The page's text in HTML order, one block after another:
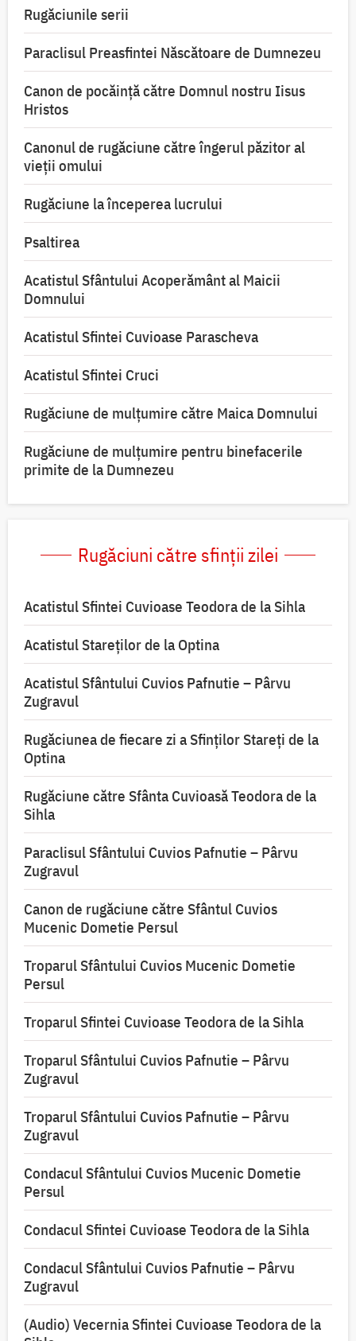
Rugăciunile serii
Paraclisul Preasfintei Născătoare de Dumnezeu
Canon de pocăință către Domnul nostru Iisus
Hristos
Canonul de rugăciune către îngerul păzitor al
vieții omului
Rugăciune la începerea lucrului
Psaltirea
Acatistul Sfântului Acoperământ al Maicii
Domnului
Acatistul Sfintei Cuvioase Parascheva
Acatistul Sfintei Cruci
Rugăciune de mulţumire către Maica Domnului
Rugăciune de mulțumire pentru binefacerile
primite de la Dumnezeu
Rugăciuni către sfinții zilei
Acatistul Sfintei Cuvioase Teodora de la Sihla
Acatistul Stareţilor de la Optina
Acatistul Sfântului Cuvios Pafnutie – Pârvu
Zugravul
Rugăciunea de fiecare zi a Sfinților Stareți de la
Optina
Rugăciune către Sfânta Cuvioasă Teodora de la
Sihla
Paraclisul Sfântului Cuvios Pafnutie – Pârvu
Zugravul
Canon de rugăciune către Sfântul Cuvios
Mucenic Dometie Persul
Troparul Sfântului Cuvios Mucenic Dometie
Persul
Troparul Sfintei Cuvioase Teodora de la Sihla
Troparul Sfântului Cuvios Pafnutie – Pârvu
Zugravul
Troparul Sfântului Cuvios Pafnutie – Pârvu
Zugravul
Condacul Sfântului Cuvios Mucenic Dometie
Persul
Condacul Sfintei Cuvioase Teodora de la Sihla
Condacul Sfântului Cuvios Pafnutie – Pârvu
Zugravul
(Audio) Vecernia Sfintei Cuvioase Teodora de la